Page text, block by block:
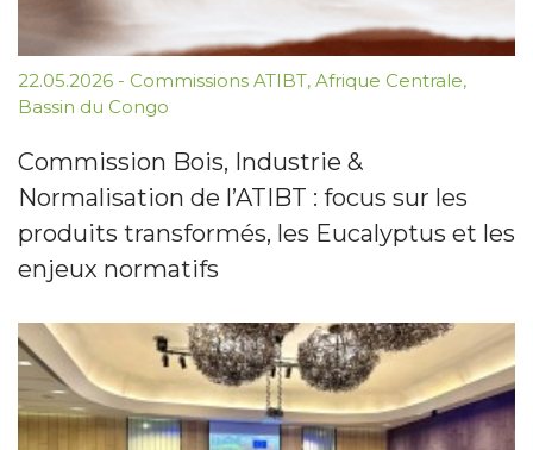
22.05.2026 - Commissions ATIBT, Afrique Centrale,
Bassin du Congo
Commission Bois, Industrie &
Normalisation de l’ATIBT : focus sur les
produits transformés, les Eucalyptus et les
enjeux normatifs